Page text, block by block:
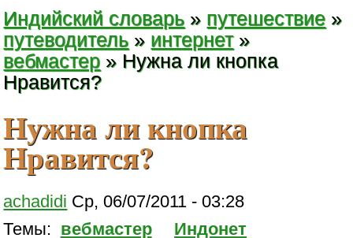
Индийский словарь » путешествие »
путеводитель » интернет»
вебмастер » Нужна ли кнопка
Нравится?
Нужна ли кнопка
Нравится?
achadidi Ср, 06/07/2011 - 03:28
Темы: вебмастер Индонет